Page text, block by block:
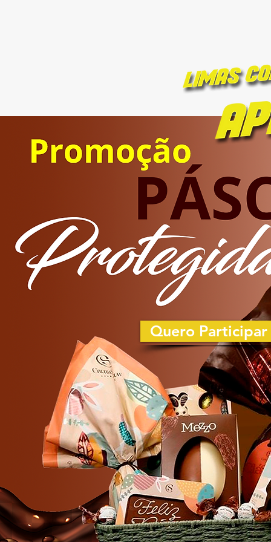
Quero Participar